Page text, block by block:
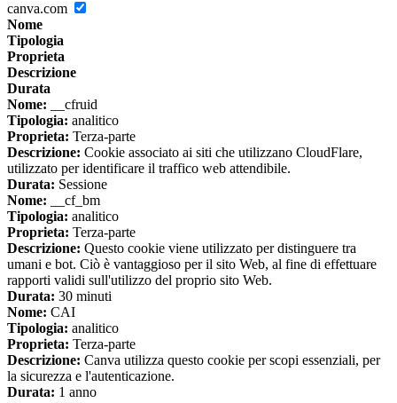
canva.com
Nome
Tipologia
Proprieta
Descrizione
Durata
Nome: __cfruid
Tipologia: analitico
Proprieta: Terza-parte
Descrizione: Cookie associato ai siti che utilizzano CloudFlare,
utilizzato per identificare il traffico web attendibile.
Durata: Sessione
Nome: __cf_bm
Tipologia: analitico
Proprieta: Terza-parte
Descrizione: Questo cookie viene utilizzato per distinguere tra
umani e bot. Ciò è vantaggioso per il sito Web, al fine di effettuare
rapporti validi sull'utilizzo del proprio sito Web.
Durata: 30 minuti
Nome: CAI
Tipologia: analitico
Proprieta: Terza-parte
Descrizione: Canva utilizza questo cookie per scopi essenziali, per
la sicurezza e l'autenticazione.
Durata: 1 anno